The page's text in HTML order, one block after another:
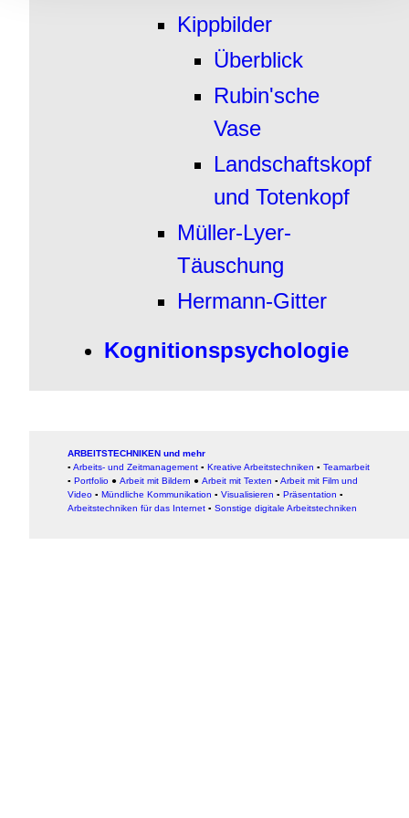
Kippbilder
Überblick
Rubin'sche
Vase
Landschaftskopf
und Totenkopf
Müller-Lyer-
Täuschung
Hermann-Gitter
Kognitionspsychologie
ARBEITSTECHNIKEN und mehr
▪ Arbeits- und Zeitmanagement ▪ Kreative Arbeitstechniken ▪ Teamarbeit
▪ Portfolio ● Arbeit mit Bildern ● Arbeit mit Texten ▪ Arbeit mit Film und
Video ▪ Mündliche Kommunikation ▪ Visualisieren ▪ Präsentation ▪
Arbeitstechniken für das Internet ▪ Sonstige digitale Arbeitstechniken